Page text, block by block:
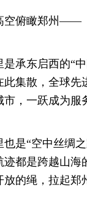
俯瞰郑州——
东启西的“中
此集散，全球先
市，一跃成为服
“空中丝绸之
迹都是跨越山海
放的绳，拉起郑